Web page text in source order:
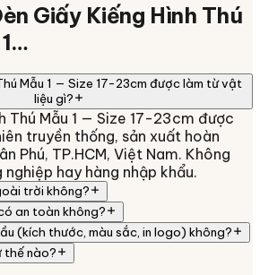
Giấy Kiếng Hình Thú
Mẫu 1 — Size 17-23cm được làm từ vật
liệu gì?
Thú Mẫu 1 — Size 17-23cm được
truyền thống, sản xuất hoàn
Phú, TP.HCM, Việt Nam. Không
hay hàng nhập khẩu.
trời không?
an toàn không?
(kích thước, màu sắc, in logo) không?
thế nào?